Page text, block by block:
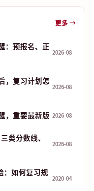
更多 →
：预报名、正
2026-08
，复习计划怎
2026-08
，重要最新版 2026-08
类分数线、
2026-08
：如何复习规
2020-04